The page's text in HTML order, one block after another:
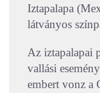
Iztapalapa
látványos
Az iztapalapai
vallási
embert vonz a